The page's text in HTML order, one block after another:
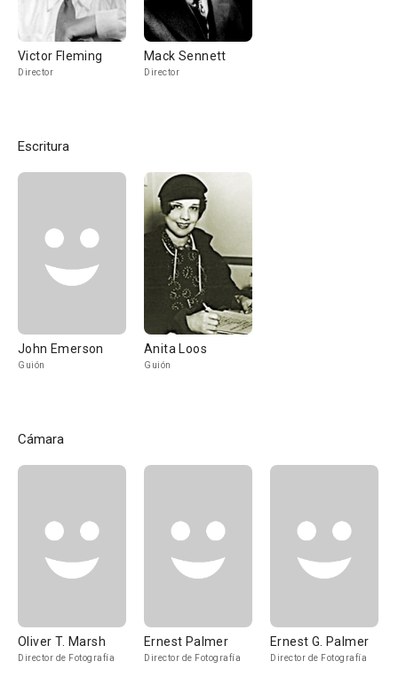
Victor Fleming
Director
Mack Sennett
Director
Escritura
John Emerson
Guión
Anita Loos
Guión
Cámara
Oliver T. Marsh
Director de Fotografía
Ernest Palmer
Director de Fotografía
Ernest G. Palmer
Director de Fotografía